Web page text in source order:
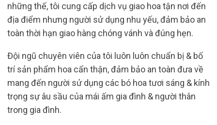
những thế, tôi cung cấp dịch vụ giao hoa tận nơi đến
địa điểm nhưng người sử dụng nhu yếu, đảm bảo an
toàn thời hạn giao hàng chóng vánh và đúng hẹn.
Đội ngũ chuyên viên của tôi luôn luôn chuẩn bị & bố
trí sản phẩm hoa cẩn thận, đảm bảo an toàn đưa về
mang đến người sử dụng các bó hoa tươi sáng & kính
trọng sự âu sầu của mái ấm gia đình & người thân
trong gia đình.